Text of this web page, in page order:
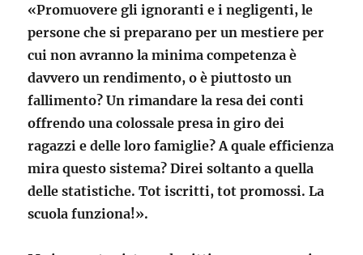
«Promuovere gli ignoranti e i negligenti, le
persone che si preparano per un mestiere per
cui non avranno la minima competenza è
davvero un rendimento, o è piuttosto un
fallimento? Un rimandare la resa dei conti
offrendo una colossale presa in giro dei
ragazzi e delle loro famiglie? A quale efficienza
mira questo sistema? Direi soltanto a quella
delle statistiche. Tot iscritti, tot promossi. La
scuola funziona!».